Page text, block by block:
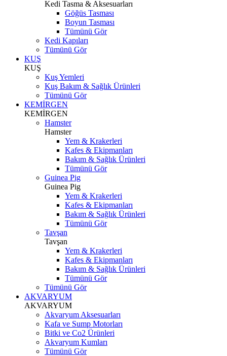
Kedi Tasma & Aksesuarları
Göğüs Tasması
Boyun Tasması
Tümünü Gör
Kedi Kapıları
Tümünü Gör
KUŞ
KUŞ
Kuş Yemleri
Kuş Bakım & Sağlık Ürünleri
Tümünü Gör
KEMİRGEN
KEMİRGEN
Hamster
Hamster
Yem & Krakerleri
Kafes & Ekipmanları
Bakım & Sağlık Ürünleri
Tümünü Gör
Guinea Pig
Guinea Pig
Yem & Krakerleri
Kafes & Ekipmanları
Bakım & Sağlık Ürünleri
Tümünü Gör
Tavşan
Tavşan
Yem & Krakerleri
Kafes & Ekipmanları
Bakım & Sağlık Ürünleri
Tümünü Gör
Tümünü Gör
AKVARYUM
AKVARYUM
Akvaryum Aksesuarları
Kafa ve Sump Motorları
Bitki ve Co2 Ürünleri
Akvaryum Kumları
Tümünü Gör